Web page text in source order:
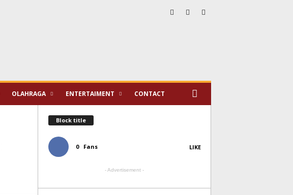
OLAHRAGA ENTERTAIMENT CONTACT
Block title
0 Fans LIKE
- Advertisement -